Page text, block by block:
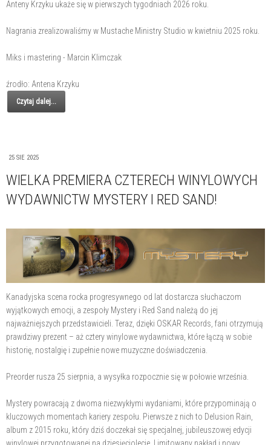
Anteny Krzyku ukaże się w pierwszych tygodniach 2026 roku.
Nagrania zrealizowaliśmy w Mustache Ministry Studio w kwietniu 2025 roku.
Miks i mastering - Marcin Klimczak
źrodło: Antena Krzyku
Czytaj dalej...
25 SIE 2025
WIELKA PREMIERA CZTERECH WINYLOWYCH
WYDAWNICTW MYSTERY I RED SAND!
Kanadyjska scena rocka progresywnego od lat dostarcza słuchaczom
wyjątkowych emocji, a zespoły Mystery i Red Sand należą do jej
najważniejszych przedstawicieli. Teraz, dzięki OSKAR Records, fani otrzymują
prawdziwy prezent – aż cztery winylowe wydawnictwa, które łączą w sobie
historię, nostalgię i zupełnie nowe muzyczne doświadczenia.
Preorder rusza 25 sierpnia, a wysyłka rozpocznie się w połowie września.
Mystery powracają z dwoma niezwykłymi wydaniami, które przypominają o
kluczowych momentach kariery zespołu. Pierwsze z nich to Delusion Rain,
album z 2015 roku, który dziś doczekał się specjalnej, jubileuszowej edycji
winylowej przygotowanej na dziesięciolecie. Limitowany nakład i nowy,